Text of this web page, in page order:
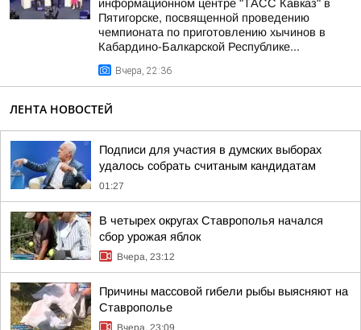
информационном центре "ТАСС Кавказ" в
Пятигорске, посвященной проведению
чемпионата по приготовлению хычинов в
Кабардино-Балкарской Республике...
Вчера, 22:36
ЛЕНТА НОВОСТЕЙ
Подписи для участия в думских выборах
удалось собрать считаным кандидатам
01:27
В четырех округах Ставрополья начался
сбор урожая яблок
Вчера, 23:12
Причины массовой гибели рыбы выясняют на
Ставрополье
Вчера, 23:09